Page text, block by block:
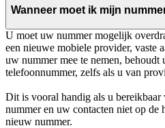
Wanneer moet ik mijn
U moet uw nummer mogelijk
een nieuwe mobiele provider, vaste
uw nummer mee te nemen, behoudt
telefoonnummer, zelfs als u van
Dit is vooral handig als u
nummer en uw contacten niet op de
nieuw nummer.